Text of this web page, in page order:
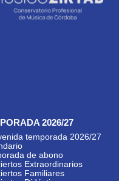
2026/27
temporada 2026/27
de abono
Extraordinarios
Familiares